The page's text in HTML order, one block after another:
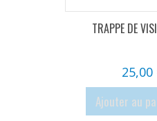
TRAPPE DE
25,00
Ajouter au